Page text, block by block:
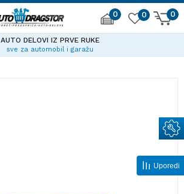
0 0
0
AUTO DELOVI IZ PRVE RUKE
sve za automobil i garažu
Uporedi